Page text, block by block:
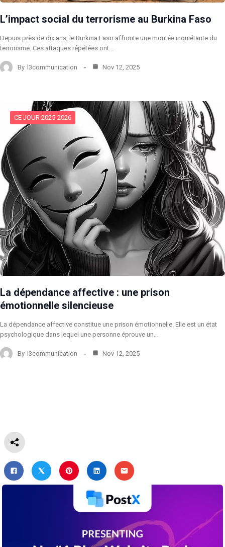
L’impact social du terrorisme au Burkina Faso
Depuis près de dix ans, le Burkina Faso affronte une montée inquiétante du
terrorisme. Ces attaques répétées ont…
By l3communication Nov 12, 2025
CE JOUR 2025-2026
La dépendance affective : une prison
émotionnelle silencieuse
La dépendance affective constitue une prison émotionnelle. Elle est un état
psychologique dans lequel une personne éprouve un…
By l3communication Nov 12, 2025